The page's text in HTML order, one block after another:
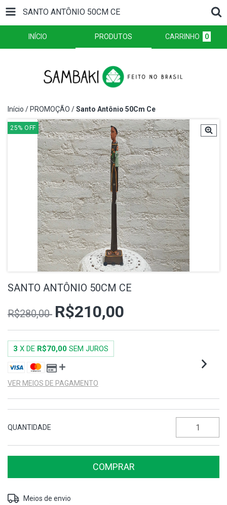
SANTO ANTÔNIO 50CM CE
INÍCIO PRODUTOS CARRINHO 0
Início / PROMOÇÃO /Santo Antônio 50Cm Ce
25% OFF
SANTO ANTÔNIO 50CM CE
R$280,00 R$210,00
3 X DE R$70,00 SEM JUROS
VER MEIOS DE PAGAMENTO
QUANTIDADE
Entregas para o CEP:
Meios de envio